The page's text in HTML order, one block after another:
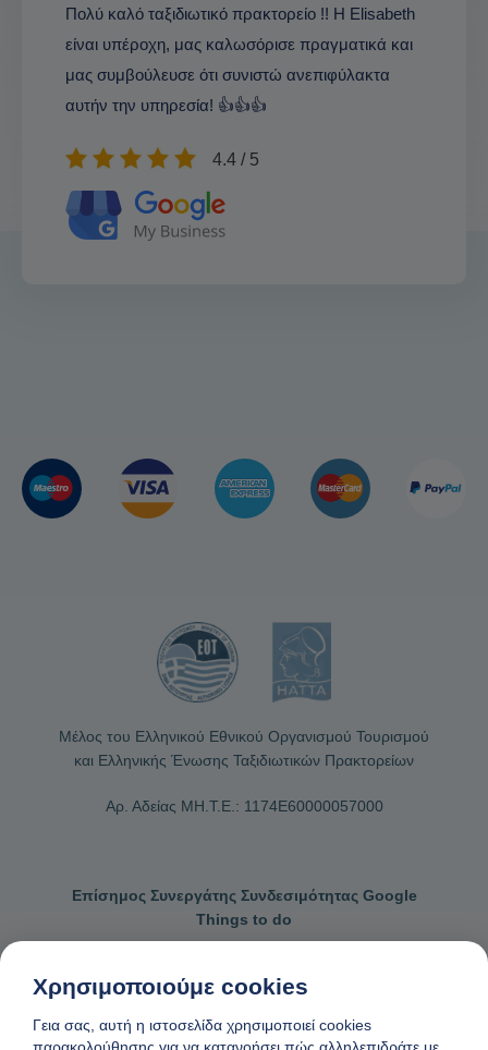
Πολύ καλό ταξιδιωτικό πρακτορείο !! Η Elisabeth
είναι υπέροχη, μας καλωσόρισε πραγματικά και
μας συμβούλευσε ότι συνιστώ ανεπιφύλακτα
αυτήν την υπηρεσία! 👍👍👍
4.4 / 5
Μέλος του Ελληνικού Εθνικού Οργανισμού Τουρισμού
και Ελληνικής Ένωσης Ταξιδιωτικών Πρακτορείων
Αρ. Αδείας ΜΗ.Τ.Ε.: 1174Ε60000057000
Επίσημος Συνεργάτης Συνδεσιμότητας Google
Things to do
Επικοινωνήστε μαζί μας Γενικοί όροι κρατήσεων
Χρησιμοποιούμε cookies
Γεια σας, αυτή η ιστοσελίδα χρησιμοποιεί cookies
παρακολούθησης για να κατανοήσει πώς αλληλεπιδράτε με